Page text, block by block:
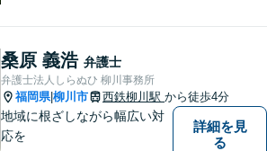
◆11260件の相談実績（令和1
～7年合計）
桑原 義浩 弁護士
弁護士法人しらぬひ 柳川事務所
福岡県|柳川市 西鉄柳川駅 から徒歩4分
地域に根ざしながら幅広い対
応を
詳細を見
る